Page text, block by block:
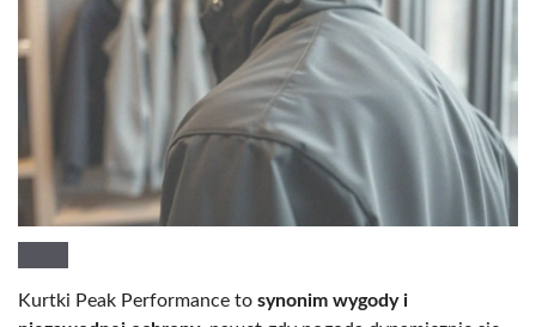
Kurtki Peak Performance to synonim wygody i